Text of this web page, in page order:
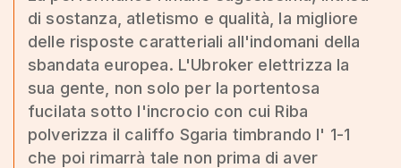
di sostanza, atletismo e qualità, la migliore
delle risposte caratteriali all'indomani della
sbandata europea. L'Ubroker elettrizza la
sua gente, non solo per la portentosa
fucilata sotto l'incrocio con cui Riba
polverizza il califfo Sgaria timbrando l' 1-1
che poi rimarrà tale non prima di aver